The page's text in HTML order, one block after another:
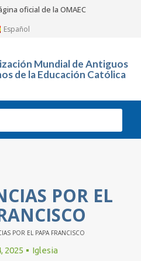
oficial de la OMAEC
Español
Mundial de Antiguos
de la Educación Católica
POR EL
POR EL PAPA FRANCISCO
2025 Iglesia